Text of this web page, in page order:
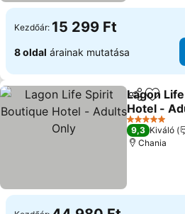
Kezdőár: 15 299 Ft
8 oldal árainak mutatása
Megosztás
Lagon
Hotel -
5 Kategória
9,3 Kiváló
Chania